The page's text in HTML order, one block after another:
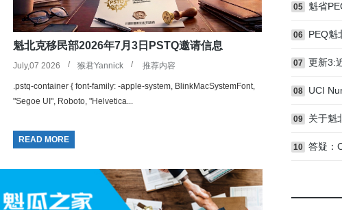
魁北克移民部2026年7月3日PSTQ邀请信息
July,07 2026 猴君Yannick 推荐内容
.pstq-container { font-family: -apple-system, BlinkMacSystemFont,
"Segoe UI", Roboto, "Helvetica...
READ MORE
05 魁省
06 PEQ魁
07 更新3:
08 UCI
09 关于魁
10 答疑：